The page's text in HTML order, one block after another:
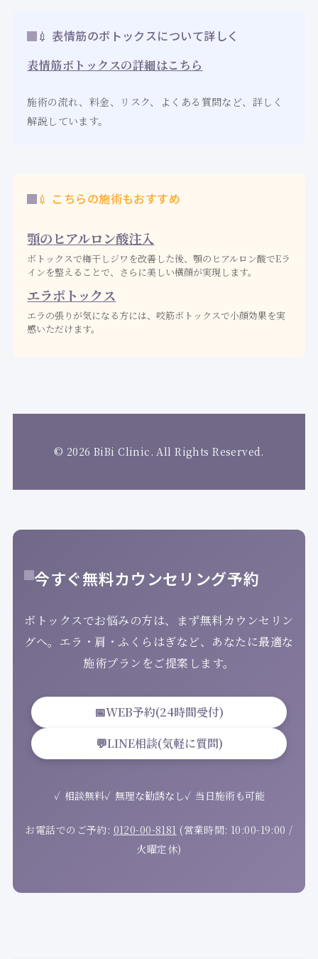
💉 表情筋のボトックスについて詳しく
表情筋ボトックスの詳細はこちら
施術の流れ、料金、リスク、よくある質問など、詳しく
解説しています。
💉 こちらの施術もおすすめ
顎のヒアルロン酸注入
ボトックスで梅干しジワを改善した後、顎のヒアルロン酸でEラ
インを整えることで、さらに美しい横顔が実現します。
エラボトックス
エラの張りが気になる方には、咬筋ボトックスで小顔効果を実
感いただけます。
© 2026 BiBi Clinic. All Rights Reserved.
今すぐ無料カウンセリング予約
ボトックスでお悩みの方は、まず無料カウンセリン
グへ。エラ・肩・ふくらはぎなど、あなたに最適な
施術プランをご提案します。
📅WEB予約(24時間受付)
💬LINE相談(気軽に質問)
相談無料 無理な勧誘なし 当日施術も可能
お電話でのご予約: 0120-00-8181 (営業時間: 10:00-19:00 /
火曜定休)